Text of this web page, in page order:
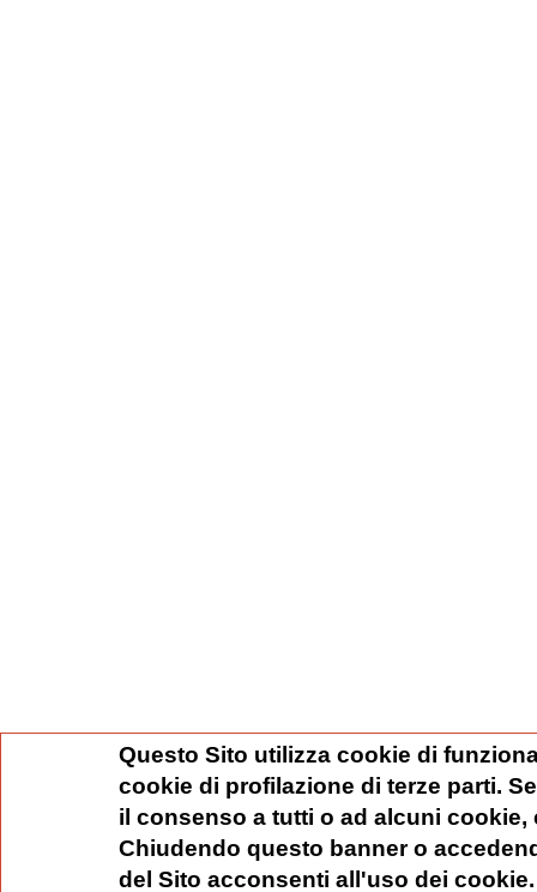
Questo Sito utilizza cookie di
cookie di profilazione di terze parti.
il consenso a tutti o ad alcuni
Chiudendo questo banner o
del Sito acconsenti all'uso dei cookie.